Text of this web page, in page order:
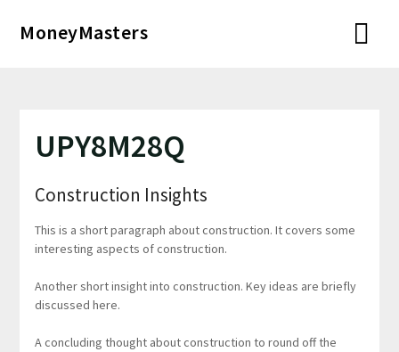
MoneyMasters
UPY8M28Q
Construction Insights
This is a short paragraph about construction. It covers some
interesting aspects of construction.
Another short insight into construction. Key ideas are briefly
discussed here.
A concluding thought about construction to round off the